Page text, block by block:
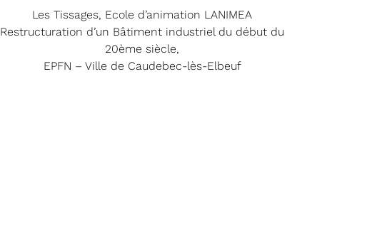
Les Tissages, Ecole d’animation LANIMEA
Restructuration d’un Bâtiment industriel du début du
20ème siècle,
EPFN – Ville de Caudebec-lès-Elbeuf